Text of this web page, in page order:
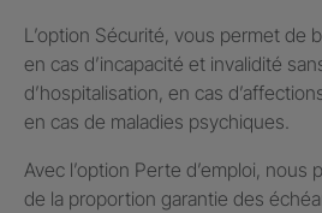
L’option Sécurité, vous permet de
en cas d’incapacité et invalidité
d’hospitalisation, en cas
en cas de maladies psychiques.
Avec l’option Perte d’emploi, nous
de la proportion garantie des